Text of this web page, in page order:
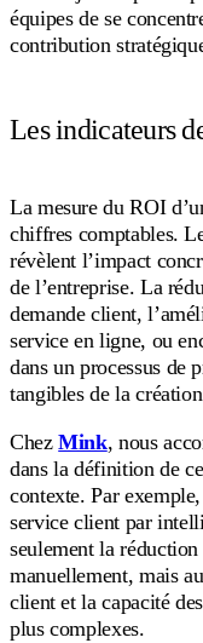
équipes de se
contribution
Les indicateurs
La mesure du ROI
chiffres comptables.
révèlent l’impact
de l’entreprise. La
demande client,
service en ligne, ou
dans un processus de
tangibles de la
ChezMink, nous
dans la définition de
contexte. Par
service client par
seulement la
manuellement, mais
client et la capacité
plus complexes.